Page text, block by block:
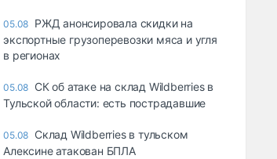
05.08 РЖД анонсировала скидки на
экспортные грузоперевозки мяса и угля
в регионах
05.08 СК об атаке на склад Wildberries в
Тульской области: есть пострадавшие
05.08 Склад Wildberries в тульском
Алексине атакован БПЛА